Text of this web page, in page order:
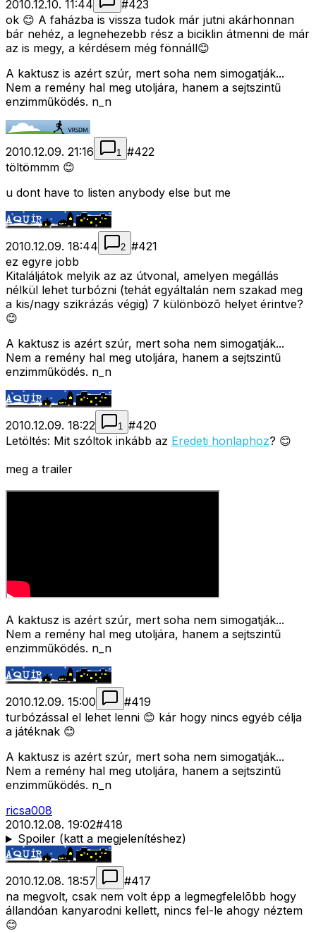
2010.12.10. 11:44 #423
ok 😊 A faházba is vissza tudok már jutni akárhonnan
bár nehéz, a legnehezebb rész a biciklin átmenni de már
az is megy, a kérdésem még fönnáll😊
A kaktusz is azért szúr, mert soha nem simogatják...
Nem a remény hal meg utoljára, hanem a sejtszintű
enzimműködés. n_n
2010.12.09. 21:16 1 #422
töltömmm 😊
u dont have to listen anybody else but me
2010.12.09. 18:44 2 #421
ez egyre jobb
Kitaláljátok melyik az az útvonal, amelyen megállás
nélkül lehet turbózni (tehát egyáltalán nem szakad meg
a kis/nagy szikrázás végig) 7 különbözõ helyet érintve?
😊
A kaktusz is azért szúr, mert soha nem simogatják...
Nem a remény hal meg utoljára, hanem a sejtszintű
enzimműködés. n_n
2010.12.09. 18:22 1 #420
Letöltés: Mit szóltok inkább az Eredeti honlaphoz? 😊
meg a trailer
A kaktusz is azért szúr, mert soha nem simogatják...
Nem a remény hal meg utoljára, hanem a sejtszintű
enzimműködés. n_n
2010.12.09. 15:00 #419
turbózással el lehet lenni 😊 kár hogy nincs egyéb célja
a játéknak 😊
A kaktusz is azért szúr, mert soha nem simogatják...
Nem a remény hal meg utoljára, hanem a sejtszintű
enzimműködés. n_n
ricsa008
2010.12.08. 19:02#418
Spoiler (katt a megjelenítéshez)
2010.12.08. 18:57 #417
na megvolt, csak nem volt épp a legmegfelelõbb hogy
állandóan kanyarodni kellett, nincs fel-le ahogy néztem
😊